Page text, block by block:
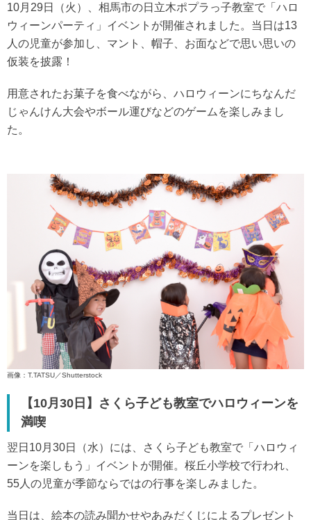
10月29日（火）、相馬市の日立木ポプラっ子教室で「ハロ
ウィーンパーティ」イベントが開催されました。当日は13
人の児童が参加し、マント、帽子、お面などで思い思いの
仮装を披露！
用意されたお菓子を食べながら、ハロウィーンにちなんだ
じゃんけん大会やボール運びなどのゲームを楽しみまし
た。
画像：T.TATSU／Shutterstock
【10月30日】さくら子ども教室でハロウィーンを
満喫
翌日10月30日（水）には、さくら子ども教室で「ハロウィ
ーンを楽しもう」イベントが開催。桜丘小学校で行われ、
55人の児童が季節ならではの行事を楽しみました。
当日は、絵本の読み聞かせやあみだくじによるプレゼント